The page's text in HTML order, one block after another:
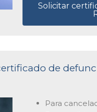
Solicitar
de
Para